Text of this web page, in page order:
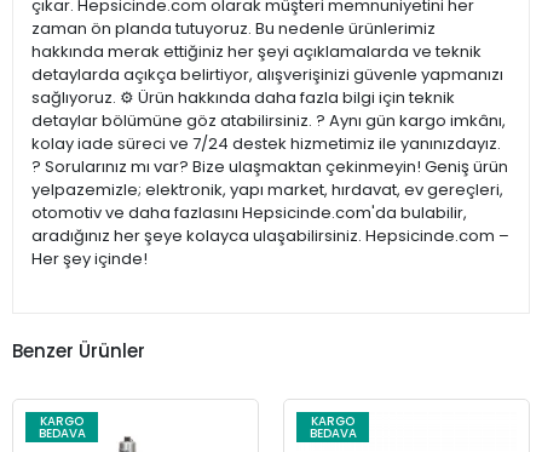
çıkar. Hepsicinde.com olarak müşteri memnuniyetini her
zaman ön planda tutuyoruz. Bu nedenle ürünlerimiz
hakkında merak ettiğiniz her şeyi açıklamalarda ve teknik
detaylarda açıkça belirtiyor, alışverişinizi güvenle yapmanızı
sağlıyoruz. ⚙️ Ürün hakkında daha fazla bilgi için teknik
detaylar bölümüne göz atabilirsiniz. ? Aynı gün kargo imkânı,
kolay iade süreci ve 7/24 destek hizmetimiz ile yanınızdayız.
? Sorularınız mı var? Bize ulaşmaktan çekinmeyin! Geniş ürün
yelpazemizle; elektronik, yapı market, hırdavat, ev gereçleri,
otomotiv ve daha fazlasını Hepsicinde.com'da bulabilir,
aradığınız her şeye kolayca ulaşabilirsiniz. Hepsicinde.com –
Her şey içinde!
Benzer Ürünler
KARGO
BEDAVA
KARGO
BEDAVA